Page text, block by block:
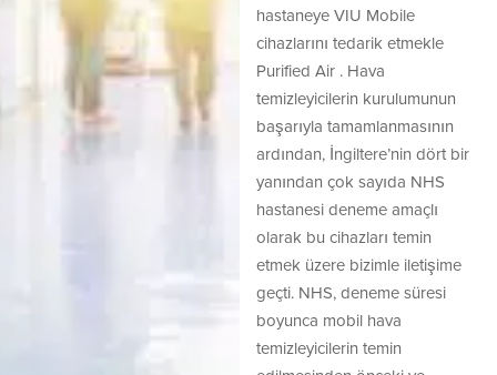
hastaneye VIU Mobile
cihazlarını tedarik etmekle
Purified Air . Hava
temizleyicilerin kurulumunun
başarıyla tamamlanmasının
ardından, İngiltere’nin dört bir
yanından çok sayıda NHS
hastanesi deneme amaçlı
olarak bu cihazları temin
etmek üzere bizimle iletişime
geçti. NHS, deneme süresi
boyunca mobil hava
temizleyicilerin temin